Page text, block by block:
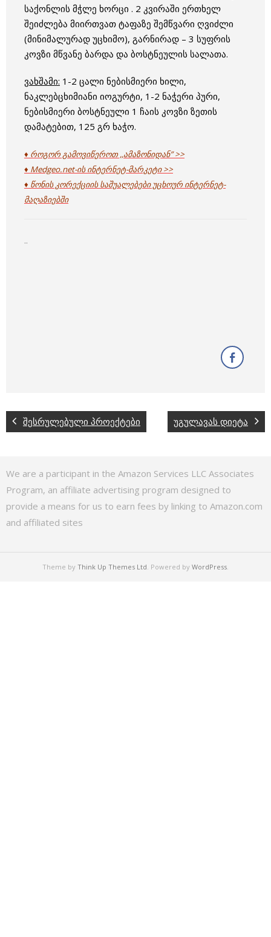
საქონლის მჭლე ხორცი . 2 კვირაში ერთხელ
შეიძლება მიირთვათ ტაფაზე შემწვარი ღვიძლი
(მინიმალურად უცხიმო), გარნირად – 3 სუფრის
კოვზი მწვანე ბარდა და ბოსტნეულის სალათა.
ვახშამი: 1-2 ცალი ნებისმიერი ხილი,
ნაკლებცხიმიანი იოგურტი, 1-2 ნაჭერი პური,
ნებისმიერი ბოსტნეული 1 ჩაის კოვზი ზეთის
დამატებით, 125 გრ ხაჭო.
♦ როგორ გამოვიწეროთ ,,ამაზონიდან” >>
♦ Medgeo.net-ის ინტერნეტ-მარკეტი >>
♦ წონის კორექციის საშუალებები უცხოურ ინტერნეტ-
მაღაზიებში
..
შესრულებული პროექტები უგულავას დიეტა
We are a participant in the Amazon Services LLC Associates
Program, an affiliate advertising program designed to
provide a means for us to earn fees by linking to Amazon.com
and affiliated sites
Theme by Think Up Themes Ltd. Powered by WordPress.